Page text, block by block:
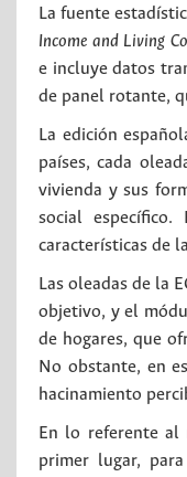
La fuente
Income and Living
e incluye datos
de panel rotante,
La edición
países, cada
vivienda y sus
social
características de
Las oleadas de la
objetivo, y el
de hogares, que
No obstante, en
hacinamiento
En lo referente al
primer lugar,